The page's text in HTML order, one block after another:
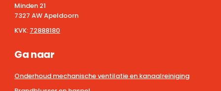
Minden 21
7327 AW Apeldoorn
KVK: 72888180
Ga naar
Onderhoud mechanische ventilatie en kanaalreiniging